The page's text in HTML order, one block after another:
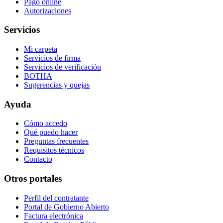
Autorizaciones
Servicios
Mi carpeta
Servicios de firma
Servicios de verificación
BOTHA
Sugerencias y quejas
Ayuda
Cómo accedo
Qué puedo hacer
Preguntas frecuentes
Requisitos técnicos
Contacto
Otros portales
Perfil del contratante
Portal de Gobierno Abierto
Factura electrónica